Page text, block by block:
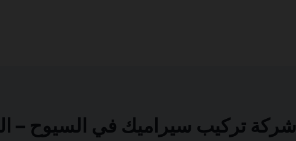
شركة تركيب سيراميك في السيوح – الشارقة